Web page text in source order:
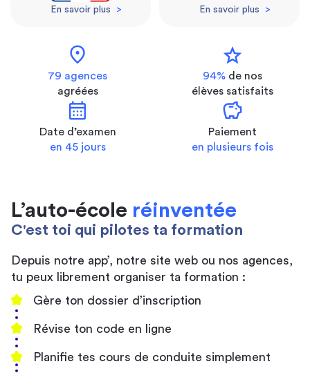
En savoir plus > En savoir plus >
location_on
79 agences
agréées
star
94% de nos
élèves satisfaits
calendar_month
Date d’examen
en 45 jours
savings
Paiement
en plusieurs fois
L’auto-école réinventée
C'est toi qui pilotes ta formation
Depuis notre app’, notre site web ou nos agences,
tu peux librement organiser ta formation :
Gère ton dossier d’inscription
Révise ton code en ligne
Planifie tes cours de conduite simplement